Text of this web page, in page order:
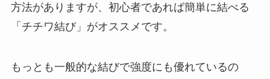
方法がありますが、初心者であれば簡単に結べる
「チチワ結び」がオススメです。
もっとも一般的な結びで強度にも優れているの